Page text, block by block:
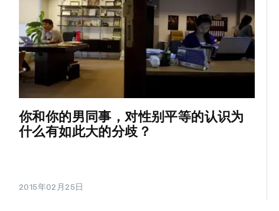
你和你的男同事，对性别平等的认识为
什么有如此大的分歧？
2015年02月25日